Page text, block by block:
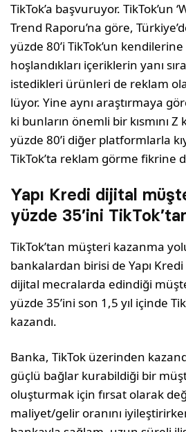
TikTok’a baş­vuruyor. TikTok’un
Trend Raporu’na göre,
yüzde 80’i TikTok’un
hoşlan­dıkları içeriklerin yanı
istedikleri ürünleri de reklam
lüyor. Yine aynı araştırmaya
ki bun­ların önemli bir kısmını
yüzde 80’i diğer platformlarla
TikTok’ta reklam görme fikrine
Yapı Kredi dijital
yüzde 35’ini
TikTok’tan müşteri kazanma
bankalardan birisi de Yapı Kredi
dijital mecralarda edindiği
yüzde 35’ini son 1,5 yıl içinde
kazandı.
Ban­ka, TikTok üzerinden
güçlü bağ­lar kurabildiği bir
oluşturmak için fırsat olarak
maliyet/gelir oranını